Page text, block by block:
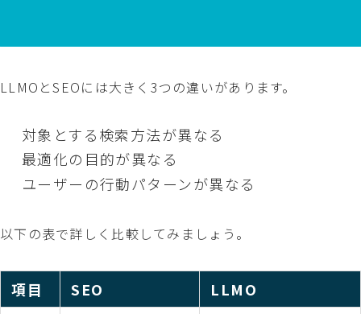
LLMOとSEOには大きく3つの違いがあります。
対象とする検索方法が異なる
最適化の目的が異なる
ユーザーの行動パターンが異なる
以下の表で詳しく比較してみましょう。
項目 SEO
LLMO